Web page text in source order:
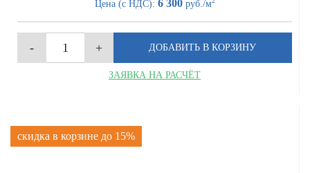
Цена (с НДС): 6 300руб./м
ЗАЯВКА НА РАСЧЁТ
скидка в корзине до 15%